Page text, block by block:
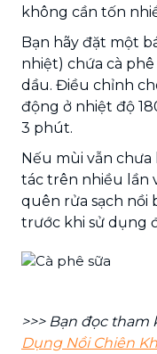
không cần tốn
Bạn hãy đặt một
nhiệt) chứa cà
dầu. Điều chỉnh
động ở nhiệt độ
3 phút.
Nếu mùi vẫn
tác trên nhiều lần
quên rửa sạch nồi
trước khi sử dụng
>>> Bạn đọc tham
Dụng Nồi Chiên